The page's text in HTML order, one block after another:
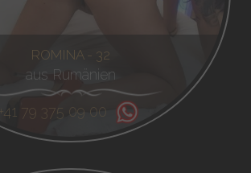
ROMINA - 32
aus Rumänien
+41 79 375 09 00